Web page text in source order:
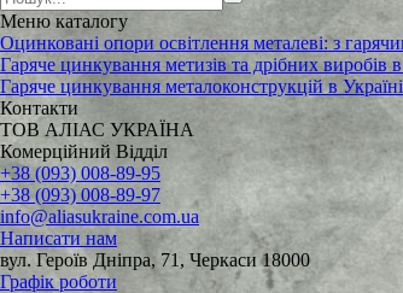
Меню каталогу
Оцинковані опори освітлення металеві: з
Гаряче цинкування метизів та дрібних виробів в
Гаряче цинкування металоконструкцій в Україні
Контакти
ТОВ АЛІАС УКРАЇНА
Комерційний Відділ
+38 (093) 008-89-95
+38 (093) 008-89-97
info@aliasukraine.com.ua
Написати нам
вул. Героїв Дніпра, 71, Черкаси 18000
Графік роботи